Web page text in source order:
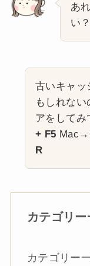
あ
い？
古いキャッ
もしれない
アをして
+ F5 Mac→
R
カテゴリ
カテゴリー